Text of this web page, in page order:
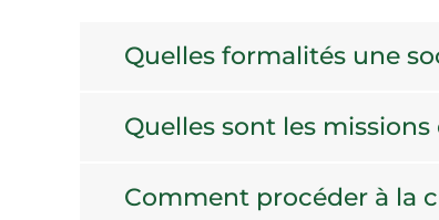
Quelles formalités une
Quelles sont les
Comment procéder à la